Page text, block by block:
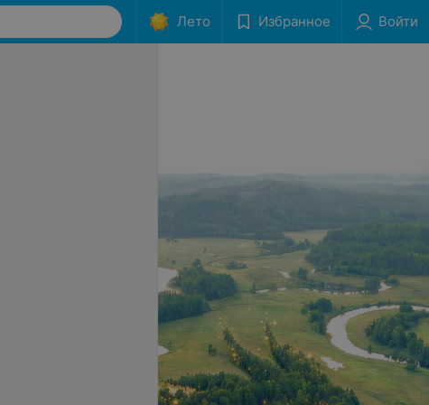
Лето Избранное Войти